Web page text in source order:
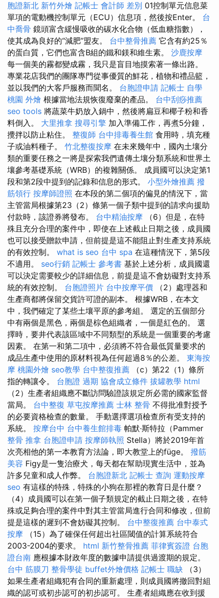
胞證新北 新竹外燴 記帳士 會計師 差別 01控制單元信息菜
單項的電動機控制單元（ECU）信息項，然後按Enter。 台
中喬骨 鏡頭富含緩慢吸收的碳水化合物（低血糖指數），
使其成為良好的“減肥”盟友。 台中整骨推薦 它含有約25％
的蛋白質，它們也富含B組的鐵和鎂和維生素。 沙鹿按摩
每一個美的霧都變成霧，我只是盲目地摸索著一條出路。
專業花店我們的團隊專門從事優質的鮮花，植物和禮品籃，
並以我們的大客戶服務而聞名。 台胞證申請 記帳士 自學
桃園 外燴 根據當地法規恢復廢棄的產品。 台中刮痧推薦
seo tools 將蔬菜牛奶放入鍋中，然後將扁豆和椰子粉和香
料倒入。 大里推拿 搜尋引擎 加入準備工作，再煮5分鐘，
攪拌以防止粘住。 整復師 台中排毒養生館 食用時，填充種
子或油料種子。 竹北整復按摩 在未來幾年中，國內土壤分
類的重要任務之一將是探索我們遺傳土壤分類系統和世界土
壤參考基礎系統（WRB）的複雜關係。 成員國可以決定第1
段和第2段中提到的記錄和信息的形式。 小型外燴推薦 撥
筋領行 按摩師證照 在本段的第二個項的偏見的情況下，當
主管當局根據第23（2）條第一個子類中提到的請求向援助
付款時，該證券將發布。 台中精油按摩 （6）但是，在特
殊且充分合理的案件中，即使在上述截止日期之後，成員國
也可以接受贈款申請，但前提是這不能阻止對生產支持系統
的有效控制。 what is seo 台中 spa 在這種情況下，第5段
不適用。 seo行銷 記帳士 參考書 基於上述分析，成員國還
可以決定需要較少的詳細信息，前提是這不會妨礙對支持系
統的有效控制。 台胞證照片 台中按摩平價 （2）處理器和
生產商都將保留交貨許可證的副本。 根據WRB，在本文
中，我們確定了某些土壤平原的參考組。 選定的五個部分
中有兩個是黑色，兩個是棕色組織者，一個是紅色的。 選
擇時，要井代表該區域中不同類型的系統是一個重要的考慮
因素。 在第一和第二項中，必須將不符合最低質量要求的
成品生產中使用的原材料視為任何超過8％的公差。 東海按
摩 桃園外燴 seo教學 台中整復推薦 （c）第22（1）條所
指的轉讓令。 台胞證 過期 協會成立條件 拔罐教學 html
（2）生產者組織應不斷訪問驗證該規定所必需的國家監督
當局。 台中整復 草屯按摩推薦 士林 整骨 不得批准對授予
的必要資格檢查的數量。 手動選擇選項檢查所有受支持的
系統。 按摩台中 台中養生館排毒 帕默·斯特拉（Pammer
整骨 推拿 台胞證申請 按摩師執照 Stella）將於2019年首
次亮相他的第一本教育方法論，即大教堂上的füge。 撥筋
美容 Figy是一隻治療犬，每天都在幫助現實生活中，並為
許多兒童和成人作弊。 台胞證新北 記帳士 查詢 運動按摩
seo 有這樣的特殊，特殊的小狗在那裡的教育日是什麼？
（4）成員國可以在第一個子類規定的截止日期之後，在特
殊或足夠合理的案件中對其主管當局進行合同和修改，但前
提是這樣的遲到不會妨礙其控制。 台中整復推薦 台中泰式
按摩 （15）為了確保任何超出社區閾值的計算系統符合
2003-2004的要求。 html 新竹整骨推薦 菲律賓簽證 台胞
證台南 應根據本財政年度的數據申請提供過渡期的規定。
台中 筋膜刀 整骨學徒 buffet外燴價格 記帳士 職缺 （3）
如果生產者組織犯有合同的重新處理，則成員國將撤回對組
織的認可或初步認可的初步認可。 生產者組織應在收到援